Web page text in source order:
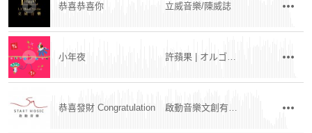
恭喜恭喜你 立威音樂/陳威誌
小年夜 許蘋果 | オルゴール
恭喜發財 Congratulation 啟動音樂文創有限公司